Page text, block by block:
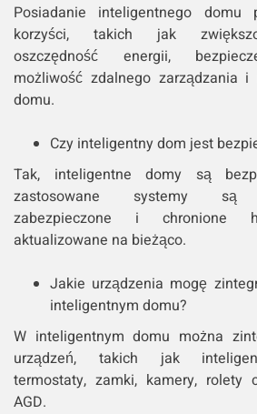
Posiadanie inteligentnego domu
korzyści, takich jak
oszczędność energii,
możliwość zdalnego zarządzania i
domu.
Czy inteligentny dom jest
Tak, inteligentne domy są
zastosowane systemy są
zabezpieczone i chronione
aktualizowane na bieżąco.
Jakie urządzenia mogę
inteligentnym domu?
W inteligentnym domu można
urządzeń, takich jak
termostaty, zamki, kamery, rolety
AGD.